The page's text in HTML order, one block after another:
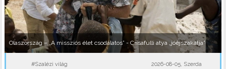
Olaszország – „A missziós élet csodálatos” - Crisafulli atya „jóéjszakátja”
#Szalézi világ 2026-08-05, Szerda